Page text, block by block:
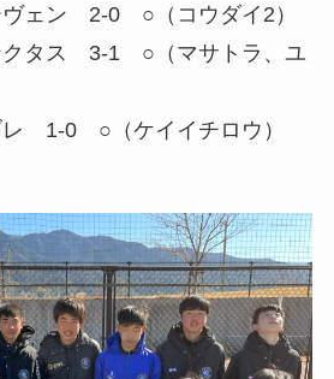
ェン 2-0 ○（コウダイ2）
タス 3-1 ○（マサトラ、ユ
1-0 ○（ケイイチロウ）